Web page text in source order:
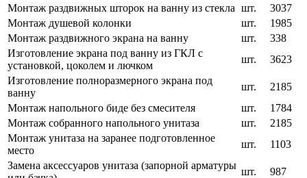
Монтаж раздвижных шторок на ванну из стекла шт.
3037
Монтаж душевой колонки
шт.
1985
Монтаж раздвижного экрана на ванну
шт.
338
Изготовление экрана под ванну из ГКЛ с
установкой, цоколем и лючком
шт.
3623
Изготовление полноразмерного экрана под
ванну
шт.
2185
Монтаж напольного биде без смесителя
шт.
1784
Монтаж собранного напольного унитаза
шт.
2185
Монтаж унитаза на заранее подготовленное
место
шт.
1103
Замена аксессуаров унитаза (запорной арматуры
шт.
987